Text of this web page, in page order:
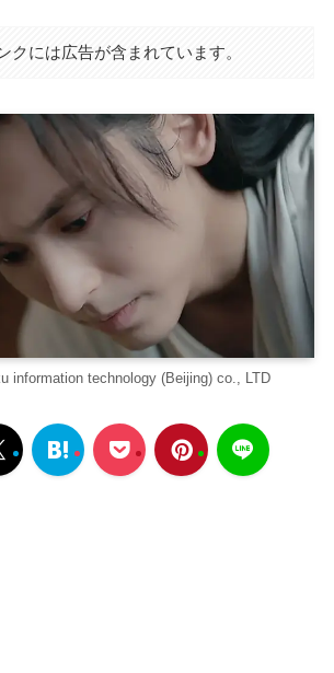
クには広告が含まれています。
information technology (Beijing) co., LTD